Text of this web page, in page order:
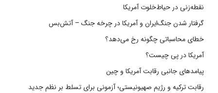
نقطه‌زنی در حیاط‌خلوت آمریکا
گرفتار شدن جنگ‌ایران و آمریکا در چرخه جنگ – آتش‌بس
خطای محاسباتی چگونه رخ می‌دهد؟
آمریکا در پی چیست؟
پیامدهای جانبی رقابت آمریکا و چین
رقابت ترکیه و رژیم صهیونیستی؛ آزمونی برای تسلط بر نظم جدید